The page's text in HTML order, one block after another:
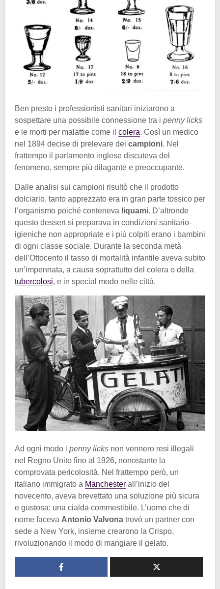
Ben presto i professionisti sanitari iniziarono a
sospettare una possibile connessione tra i penny licks
e le morti per malattie come il colera. Così un medico
nel 1894 decise di prelevare dei campioni. Nel
frattempo il parlamento inglese discuteva del
fenomeno, sempre più dilagante e preoccupante.
Dalle analisi sui campioni risultò che il prodotto
dolciario, tanto apprezzato era in gran parte tossico per
l’organismo poiché conteneva liquami. D’altronde
questo dessert si preparava in condizioni sanitario-
igieniche non appropriate e i più colpiti erano i bambini
di ogni classe sociale. Durante la seconda metà
dell’Ottocento il tasso di mortalità infantile aveva subito
un’impennata, a causa soprattutto del colera o della
tubercolosi, e in special modo nelle città.
Ad ogni modo i penny licks non vennero resi illegali
nel Regno Unito fino al 1926, nonostante la
comprovata pericolosità. Nel frattempo però, un
italiano immigrato a Manchester all’inizio del
novecento, aveva brevettato una soluzione più sicura
e gustosa: una cialda commestibile. L’uomo che di
nome faceva Antonio Valvona trovò un partner con
sede a New York, insieme crearono la Crispo,
rivoluzionando il modo di mangiare il gelato.